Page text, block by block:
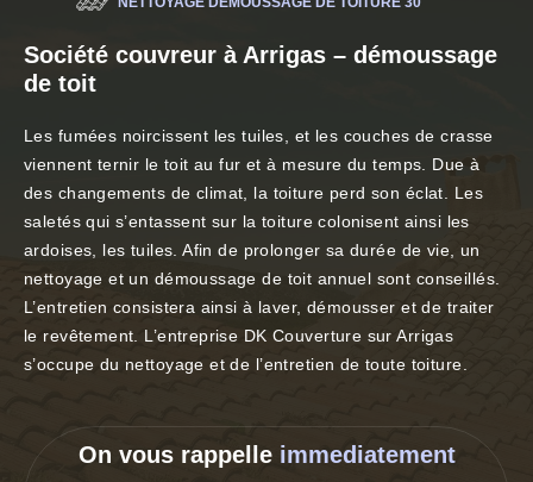
Société couvreur à Arrigas – démoussage
de toit
Les fumées noircissent les tuiles, et les couches de crasse
viennent ternir le toit au fur et à mesure du temps. Due à
des changements de climat, la toiture perd son éclat. Les
saletés qui s’entassent sur la toiture colonisent ainsi les
ardoises, les tuiles. Afin de prolonger sa durée de vie, un
nettoyage et un démoussage de toit annuel sont conseillés.
L’entretien consistera ainsi à laver, démousser et de traiter
le revêtement. L’entreprise DK Couverture sur Arrigas
s’occupe du nettoyage et de l’entretien de toute toiture.
On vous rappelle immediatement